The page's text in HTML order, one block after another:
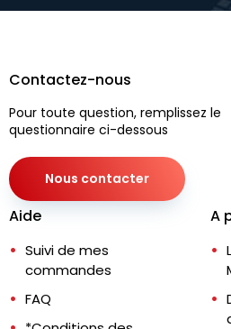
Contactez-nous
Pour toute question, remplissez le
questionnaire ci-dessous
Nous contacter
Aide
Suivi de mes
commandes
FAQ
A